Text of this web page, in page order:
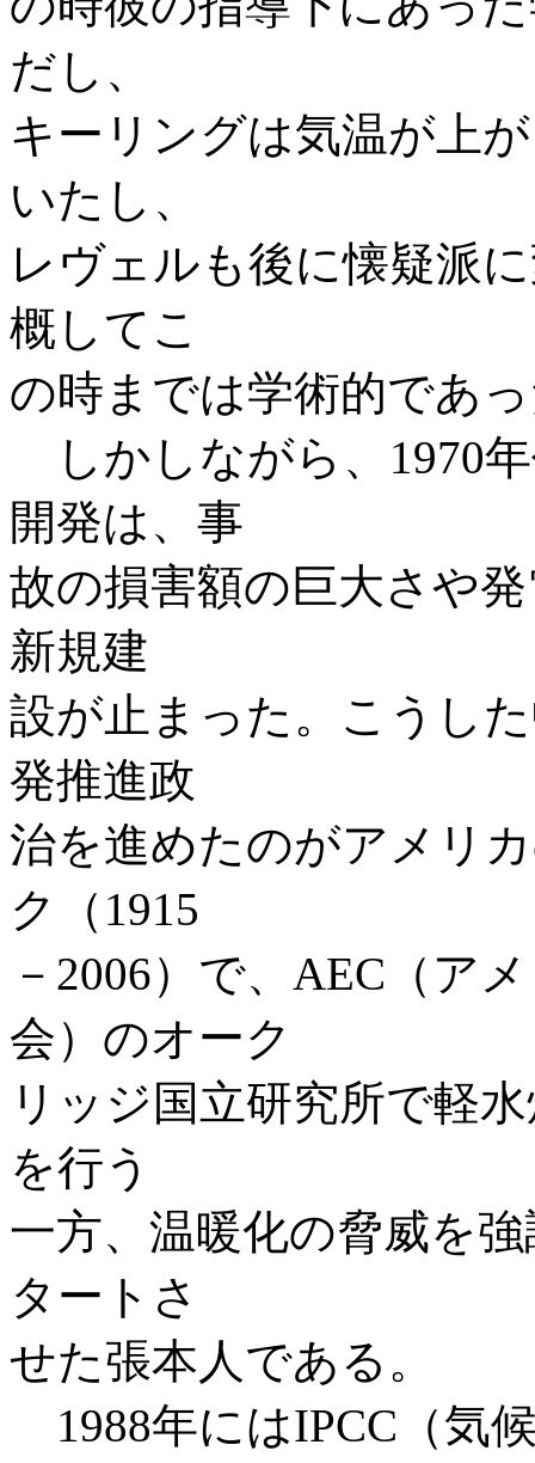
だし、
キーリングは気温が上
いたし、
レヴェルも後に懐疑派
概してこ
の時までは学術的であ
しかしながら、1970
開発は、事
故の損害額の巨大さや
新規建
設が止まった。こうし
発推進政
治を進めたのがアメリ
ク（1915
－2006）で、AEC（ア
会）のオーク
リッジ国立研究所で軽
を行う
一方、温暖化の脅威を
タートさ
せた張本人である。
1988年にはIPCC（気